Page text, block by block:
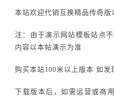
本站欢迎代销互换精品传奇版
注：由于演示网站模板站点
内容以本帖演示为准
购买本站100米以上版本 如发
下载版本后，如需运营或商